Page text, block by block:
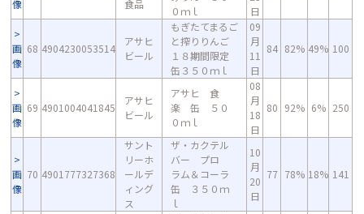
像
食品
０ｍｌ
日
画
像
68 4904230053514
アサヒ
ビール
もぎたてまるご
と搾りりんご
１８期間限定
缶３５０ｍｌ
09
月
11
日
84 82% 49% 100
画
像
69 4901004041845
アサヒ
ビール
アサヒ 食
楽 缶 ５０
０ｍｌ
08
月
18
日
80 92% 6% 250
画
像
70 4901777327368
サント
リーホ
ールデ
ィング
ス
ザ・カクテル
バー プロ
ラム＆コーラ
缶 ３５０ｍ
ｌ
10
月
20
日
77 78% 18% 141